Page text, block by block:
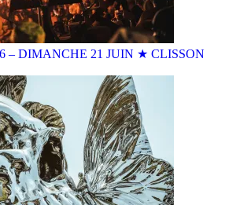
– DIMANCHE 21 JUIN ★ CLISSON